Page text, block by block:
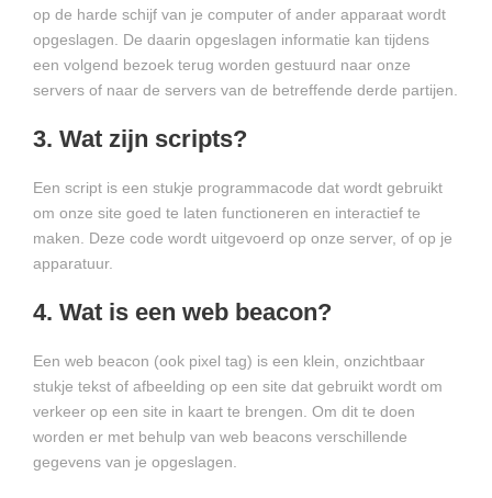
op de harde schijf van je computer of ander apparaat wordt
opgeslagen. De daarin opgeslagen informatie kan tijdens
een volgend bezoek terug worden gestuurd naar onze
servers of naar de servers van de betreffende derde partijen.
3. Wat zijn scripts?
Een script is een stukje programmacode dat wordt gebruikt
om onze site goed te laten functioneren en interactief te
maken. Deze code wordt uitgevoerd op onze server, of op je
apparatuur.
4. Wat is een web beacon?
Een web beacon (ook pixel tag) is een klein, onzichtbaar
stukje tekst of afbeelding op een site dat gebruikt wordt om
verkeer op een site in kaart te brengen. Om dit te doen
worden er met behulp van web beacons verschillende
gegevens van je opgeslagen.